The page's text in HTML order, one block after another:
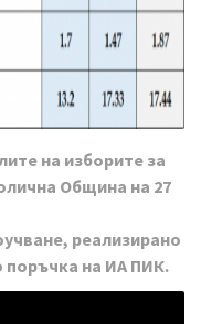
на изборите за
Община на 27
реализирано
поръчка на ИА ПИК.